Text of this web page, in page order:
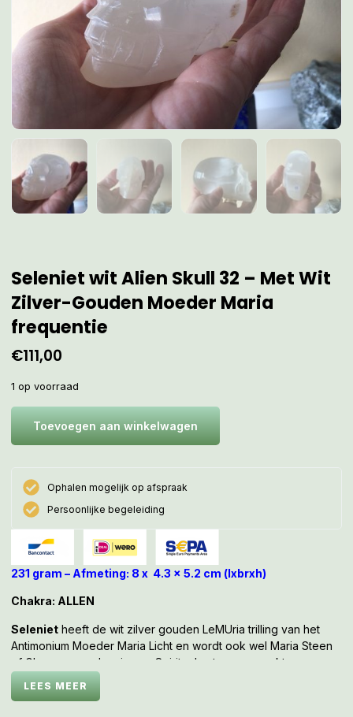
Seleniet wit Alien Skull 32 – Met Wit
Zilver-Gouden Moeder Maria
frequentie
€111,00
1 op voorraad
Toevoegen aan winkelwagen
Ophalen mogelijk op afspraak
Persoonlijke begeleiding
231 gram – Afmeting: 8 x 4.3 x 5.2 cm (lxbrxh)
Chakra: ALLEN
Seleniet heeft de wit zilver gouden LeMUria trilling van het
Antimonium Moeder Maria Licht en wordt ook wel Maria Steen
of Glas genoemd en is een Spirituele steen en werkt
beschermend en inzicht gevend. Het is een goede steen om
bij je te dragen als je mediteert. Het bevordert telepathie,
LEES MEER